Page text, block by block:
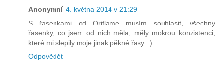
Anonymní 4. května 2014 v 21:29
S řasenkami od Oriflame musím souhlasit, všechny
řasenky, co jsem od nich měla, měly mokrou konzistenci,
které mi slepily moje jinak pěkné řasy. :)
Odpovědět